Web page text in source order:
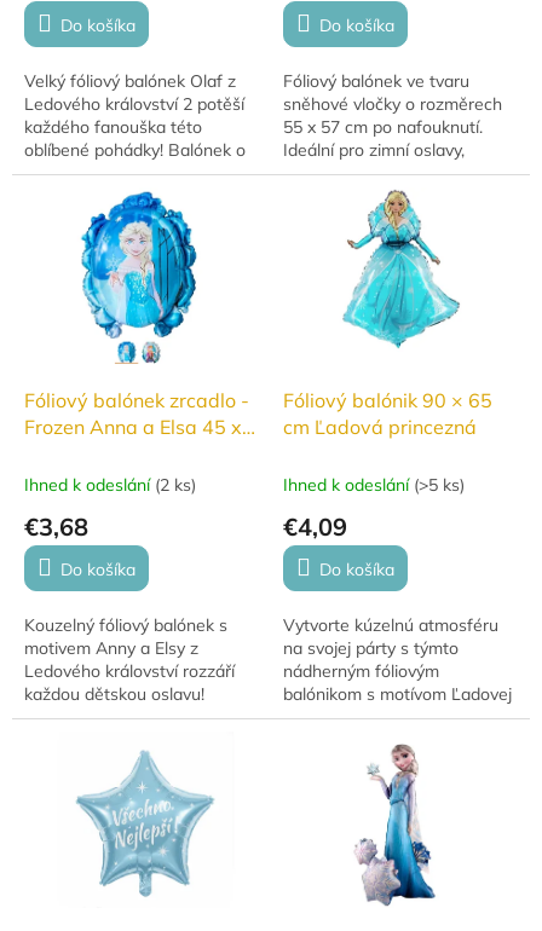
Do košíka
Velký fóliový balónek Olaf z
Ledového království 2 potěší
každého fanouška této
oblíbené pohádky! Balónek o
rozměrech 96 x 35 cm je
ideální na narozeninovou
oslavu nebo...
Do košíka
Fóliový balónek ve tvaru
sněhové vločky o rozměrech
55 x 57 cm po nafouknutí.
Ideální pro zimní oslavy,
narozeniny nebo dekorace na
tématické akce. Kompatibilní s
Fóliový balónek zrcadlo -
Frozen Anna a Elsa 45 x
Ihned k odeslání (2 ks)
€3,68
Do košíka
Kouzelný fóliový balónek s
motivem Anny a Elsy z
Ledového království rozzáří
každou dětskou oslavu!
Balónek ve tvaru zrcadla o
jako dekorace i...
Fóliový balónik 90 × 65
cm Ľadová princezná
Ihned k odeslání (>5 ks)
€4,09
Do košíka
Vytvorte kúzelnú atmosféru
na svojej párty s týmto
nádherným fóliovým
balónikom s motívom Ľadovej
princeznej. Tento veľký balónik
s rozmermi 90 x 65 cm je
ideálny pre všetkých...